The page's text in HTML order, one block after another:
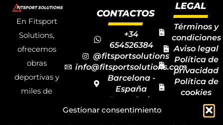
Gestionar consentimiento
En Fitsport
Solutions,
ofrecemos
obras
deportivas y
miles de
CONTACTOS
+34
654526384
@fitsportsolutions
info@fitsportsolutions.com
Barcelona -
España
Formulario
de contacto
LEGAL
Términos y
condiciones
Aviso legal
Política de
privacidad
Política de
cookies
Mapa del